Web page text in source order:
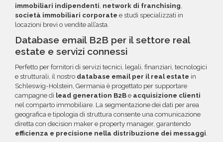
immobiliari indipendenti, network di franchising,
società immobiliari corporate e studi specializzati in
locazioni brevi o vendite all’asta.
Database email B2B per il settore real
estate e servizi connessi
Perfetto per fornitori di servizi tecnici, legali, finanziari, tecnologici
e strutturali, il nostro database email per il real estate in
Schleswig-Holstein, Germania è progettato per supportare
campagne di lead generation B2B e acquisizione clienti
nel comparto immobiliare. La segmentazione dei dati per area
geografica e tipologia di struttura consente una comunicazione
diretta con decision maker e property manager, garantendo
efficienza e precisione nella distribuzione dei messaggi